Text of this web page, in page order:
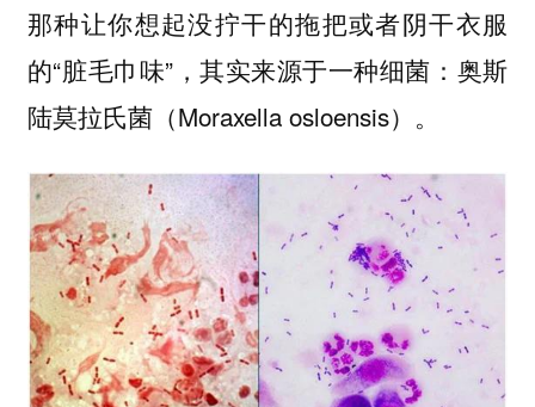
那种让你想起没拧干的拖把或者阴干衣服
的“脏毛巾味”，其实来源于一种细菌：奥斯
陆莫拉氏菌（Moraxella osloensis）。